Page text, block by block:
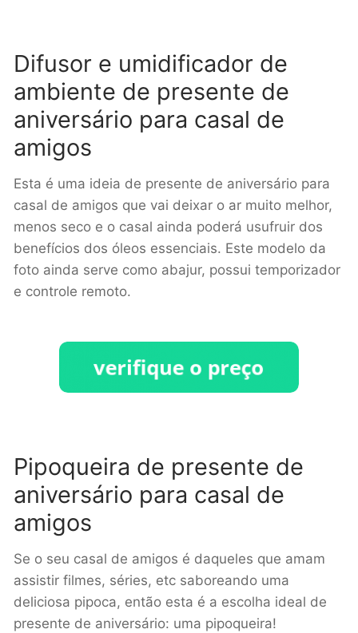
Difusor e umidificador de
ambiente de presente de
aniversário para casal de
amigos
Esta é uma ideia de presente de aniversário para
casal de amigos que vai deixar o ar muito melhor,
menos seco e o casal ainda poderá usufruir dos
benefícios dos óleos essenciais. Este modelo da
foto ainda serve como abajur, possui temporizador
e controle remoto.
Pipoqueira de presente de
aniversário para casal de
amigos
Se o seu casal de amigos é daqueles que amam
assistir filmes, séries, etc saboreando uma
deliciosa pipoca, então esta é a escolha ideal de
presente de aniversário: uma pipoqueira!